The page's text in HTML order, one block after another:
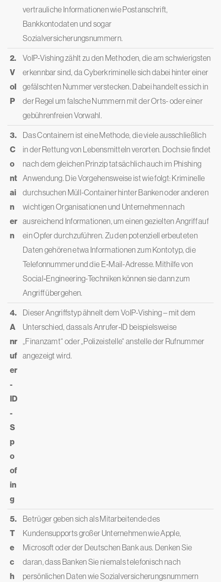
vertrauliche Informationen wie Postanschrift,
Bankkontodaten und sogar
Sozialversicherungsnummern.
2.
V
oI
P
VoIP-Vishing zählt zu den Methoden, die am schwierigsten
erkennbar sind, da Cyberkriminelle sich dabei hinter einer
gefälschten Nummer verstecken. Dabei handelt es sich in
der Regel um falsche Nummern mit der Orts- oder einer
gebührenfreien Vorwahl.
3.
C
o
nt
ai
n
er
n
Das Containern ist eine Methode, die viele ausschließlich
in der Rettung von Lebensmitteln verorten. Doch sie findet
nach dem gleichen Prinzip tatsächlich auch im Phishing
Anwendung. Die Vorgehensweise ist wie folgt: Kriminelle
durchsuchen Müll-Container hinter Banken oder anderen
wichtigen Organisationen und Unternehmen nach
ausreichend Informationen, um einen gezielten Angriff auf
ein Opfer durchzuführen. Zu den potenziell erbeuteten
Daten gehören etwa Informationen zum Kontotyp, die
Telefonnummer und die E‑Mail-Adresse. Mithilfe von
Social‑Engineering-Techniken können sie dann zum
Angriff übergehen.
4.
A
nr
uf
er
-
ID
-
S
p
o
of
in
g
Dieser Angriffstyp ähnelt dem VoIP-Vishing – mit dem
Unterschied, dass als Anrufer‑ID beispielsweise
„Finanzamt“ oder „Polizeistelle“ anstelle der Rufnummer
angezeigt wird.
5.
T
e
c
h
Betrüger geben sich als Mitarbeitende des
Kundensupports großer Unternehmen wie Apple,
Microsoft oder der Deutschen Bank aus. Denken Sie
daran, dass Banken Sie niemals telefonisch nach
persönlichen Daten wie Sozialversicherungsnummern